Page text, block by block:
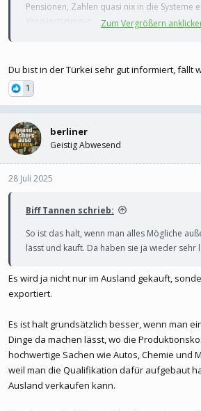
Pensionen, Zahlen quasi nix in die Systeme
abgearbeitet
Verschwendung in Rüstung statt das man mit
zusammenarebtiet
Mrd für ein super korruptes Ukraine etc.
ich habe mit den Rentner kein Mitleid. Wer
manipulieren lässt (nimm es von Bürgergeld
wie im Mittelalter wo andere nichts in der
tatsächlich 14000 Vermitteln, der rest?
Konsequenzen für korrpute CDUler /CSUler
das schlimmste was passieren kann man
Zum Vergrößern
Du bist in der Türkei sehr gut informiert, fällt
1
berliner
Geistig Abwesend
28 Juli 2025
Biff Tannen schrieb:
So ist das halt, wenn man alles Mögliche
lässt und kauft. Da haben sie ja wieder sehr
Es wird ja nicht nur im Ausland gekauft,
exportiert.
Es ist halt grundsätzlich besser, wenn man
Dinge da machen lässt, wo die
hochwertige Sachen wie Autos, Chemie und
weil man die Qualifikation dafür aufgebaut
Ausland verkaufen kann.